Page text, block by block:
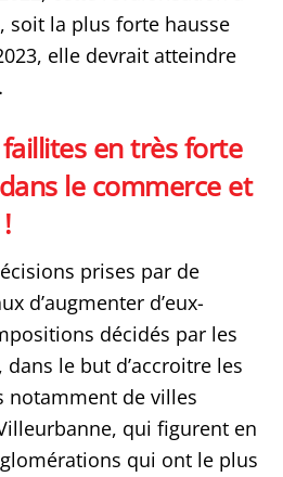
soit la plus forte hausse
elle devrait atteindre
faillites en très forte
le commerce et
prises par de
d’augmenter d’eux-
décidés par les
le but d’accroitre les
notamment de villes
qui figurent en
qui ont le plus